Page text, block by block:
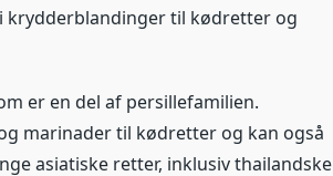
krydderblandinger til kødretter og
er en del af persillefamilien.
marinader til kødretter og kan også
asiatiske retter, inklusiv thailandske